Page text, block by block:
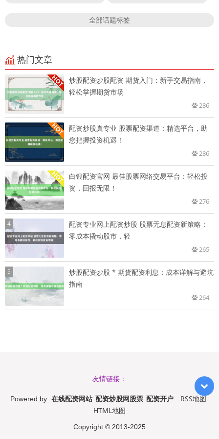
全部话题标签
热门文章
炒股配资炒股配资 期货入门：新手交易指南，
轻松掌握期货市场
286
配资炒股真专业 股票配资渠道：精选平台，助
您把握投资机遇！
286
白银配资官网 最佳股票网络交易平台：轻松投
资，回报无限！
276
4
配资专业网上配资炒股 股票无息配资新策略：
零成本撬动股市，轻
265
5
炒股配资炒股 * 期货配资利息：成本详解与避坑
指南
264
友情链接：
Powered by 在线配资网站_配资炒股网股票_配资开户
RSS地图
HTML地图
Copyright © 2013-2025